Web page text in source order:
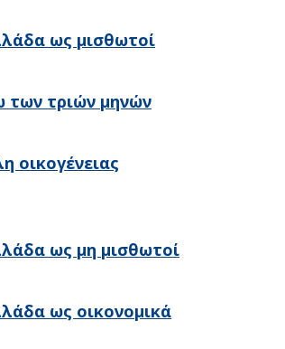
ως μισθωτοί
των τριών μηνών
οικογένειας
ως μη μισθωτοί
ως οικονομικά